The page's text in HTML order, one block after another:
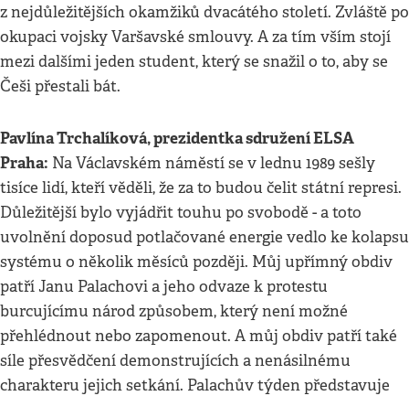
z nejdůležitějších okamžiků dvacátého století. Zvláště po
okupaci vojsky Varšavské smlouvy. A za tím vším stojí
mezi dalšími jeden student, který se snažil o to, aby se
Češi přestali bát.
Pavlína Trchalíková, prezidentka sdružení ELSA
Praha: Na Václavském náměstí se v lednu 1989 sešly
tisíce lidí, kteří věděli, že za to budou čelit státní represi.
Důležitější bylo vyjádřit touhu po svobodě - a toto
uvolnění doposud potlačované energie vedlo ke kolapsu
systému o několik měsíců později. Můj upřímný obdiv
patří Janu Palachovi a jeho odvaze k protestu
burcujícímu národ způsobem, který není možné
přehlédnout nebo zapomenout. A můj obdiv patří také
síle přesvědčení demonstrujících a nenásilnému
charakteru jejich setkání. Palachův týden představuje